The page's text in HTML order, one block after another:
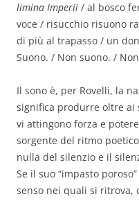
limina Imperii / al bosco
voce / risucchio risuono
di più al trapasso / un
Suono. / Non suono. /
Il sono è, per Rovelli, la
significa produrre oltre ai
vi attingono forza e
sorgente del ritmo
nulla del silenzio e il
Se il suo “impasto
senso nei quali si ritrova,